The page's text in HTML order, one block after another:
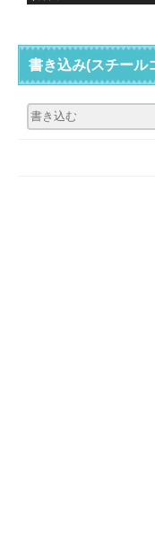
書き込み(スチール